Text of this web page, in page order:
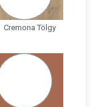
Cremona Tölgy